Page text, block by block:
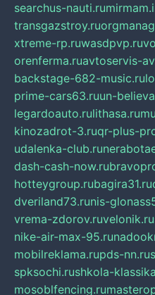
searchus-nauti.ru
transgazstroy.ru
xtreme-rp.ruwasdpvp.ru
orenferma.ruavtoservis-
backstage-682-music.ru
prime-cars63.ruun-
legardoauto.rulithasa.ru
kinozadrot-3.ruqr-plus-
udalenka-club.ru
dash-cash-now.ru
hotteygroup.rubagira31.ru
dveriland73.runis-
vrema-zdorov.ruvelonik.ru
nike-air-max-95.ru
mobilreklama.rupds-nn.ru
spksochi.rushkola-
mosoblfencing.ru